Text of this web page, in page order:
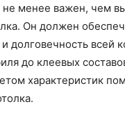
менее важен, чем
Он должен
долговечность всей
до клеевых
характеристик